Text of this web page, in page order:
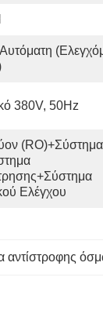
380V, 50Hz
(RO)+Σύστημα
Ελέγχου
αντίστροφης